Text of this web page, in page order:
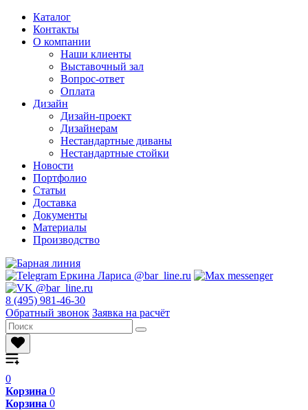
Каталог
Контакты
О компании
Наши клиенты
Выставочный зал
Вопрос-ответ
Оплата
Дизайн
Дизайн-проект
Дизайнерам
Нестандартные диваны
Нестандартные стойки
Новости
Портфолио
Статьи
Доставка
Документы
Материалы
Производство
8 (495) 981-46-30
Обратный звонок Заявка на расчёт
0
Корзина 0
Корзина 0